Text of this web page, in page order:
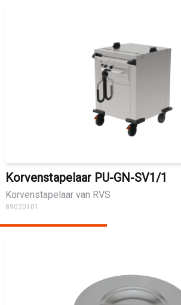
Korvenstapelaar PU-GN-SV1/1
Korvenstapelaar van RVS
89020101